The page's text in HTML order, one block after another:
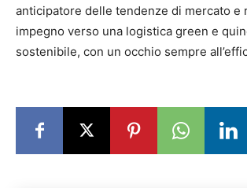
anticipatore delle tendenze di mercato e
impegno verso una logistica green e
sostenibile, con un occhio sempre